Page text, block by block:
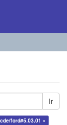
Ir
ford#5.03.01 ×